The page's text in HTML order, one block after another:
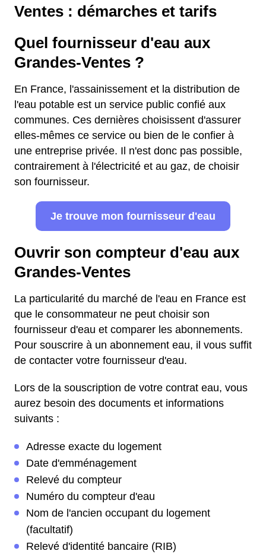
Ventes : démarches et tarifs
Quel fournisseur d'eau aux
Grandes-Ventes ?
En France, l'assainissement et la distribution de
l'eau potable est un service public confié aux
communes. Ces dernières choisissent d'assurer
elles-mêmes ce service ou bien de le confier à
une entreprise privée. Il n'est donc pas possible,
contrairement à l'électricité et au gaz, de choisir
son fournisseur.
Je trouve mon fournisseur d'eau
Ouvrir son compteur d'eau aux
Grandes-Ventes
La particularité du marché de l'eau en France est
que le consommateur ne peut choisir son
fournisseur d'eau et comparer les abonnements.
Pour souscrire à un abonnement eau, il vous suffit
de contacter votre fournisseur d'eau.
Lors de la souscription de votre contrat eau, vous
aurez besoin des documents et informations
suivants :
Adresse exacte du logement
Date d'emménagement
Relevé du compteur
Numéro du compteur d'eau
Nom de l'ancien occupant du logement
(facultatif)
Relevé d'identité bancaire (RIB)